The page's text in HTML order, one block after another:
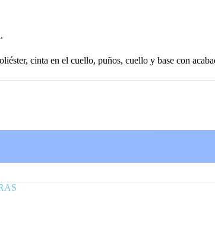
cinta en el cuello, puños, cuello y base con